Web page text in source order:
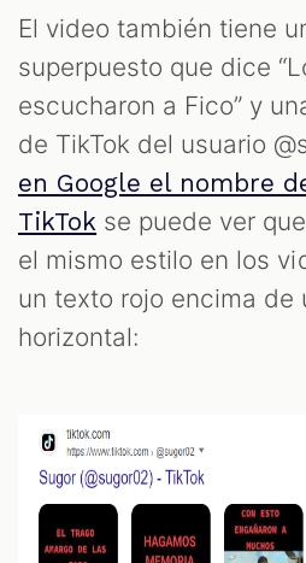
El video también tiene
superpuesto que dice
escucharon a Fico” y
de TikTok del usuario
en Google el nombre
TikTok se puede ver
el mismo estilo en los
un texto rojo encima de
horizontal: